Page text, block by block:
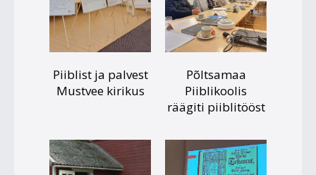
Piiblist ja palvest
Mustvee kirikus
Põltsamaa
Piiblikoolis
räägiti piiblitööst